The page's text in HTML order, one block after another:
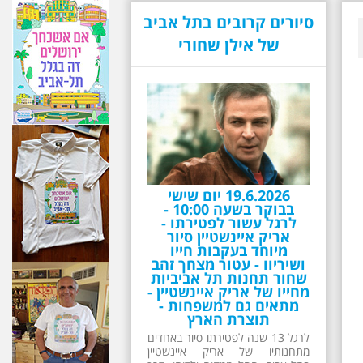
סיורים קרובים בתל אביב
של אילן שחורי
19.6.2026 יום שישי
בבוקר בשעה 10:00 -
לרגל עשור לפטירתו -
אריק איינשטיין סיור
מיוחד בעקבות חייו
ושיריוו - עטור מצחך זהב
שחור תחנות תל אביביות
מחייו של אריק איינשטיין -
מתאים גם למשפחות -
תוצרת הארץ
לרגל 13 שנה לפטירתו סיור באחדים
מתחנותיו של אריק איינשטיין